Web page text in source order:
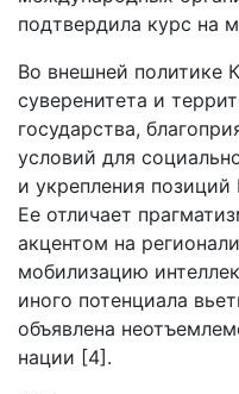
подтвердила курс на
Во внешней политике
суверенитета и
государства,
условий для
и укрепления
Ее отличает
акцентом на
мобилизацию
иного потенциала
объявлена
нации [4].